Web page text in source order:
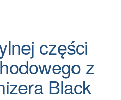
części
z
Black